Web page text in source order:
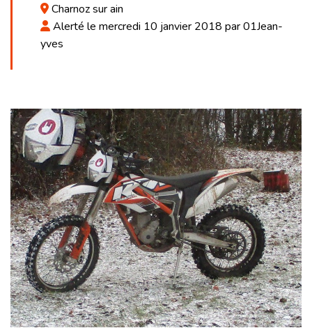
Charnoz sur ain
Alerté le mercredi 10 janvier 2018 par 01Jean-
yves